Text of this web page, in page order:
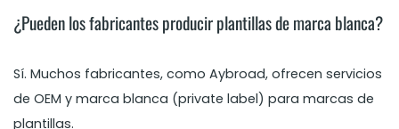
¿Pueden los fabricantes producir plantillas de marca blanca?
Sí. Muchos fabricantes, como Aybroad, ofrecen servicios
de OEM y marca blanca (private label) para marcas de
plantillas.